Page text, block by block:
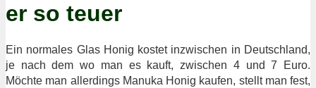
er so teuer
Ein normales Glas Honig kostet inzwischen in Deutschland,
je nach dem wo man es kauft, zwischen 4 und 7 Euro.
Möchte man allerdings Manuka Honig kaufen, stellt man fest,